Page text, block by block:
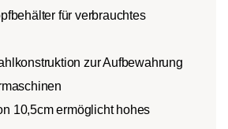
für verbrauchtes
zur Aufbewahrung
10,5cm ermöglicht hohes